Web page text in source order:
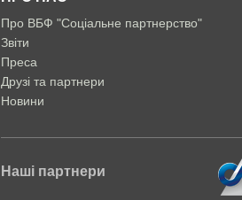
Про ВБФ "Соціальне партнерство"
Звіти
Преса
Друзі та партнери
Новини
Наші партнери